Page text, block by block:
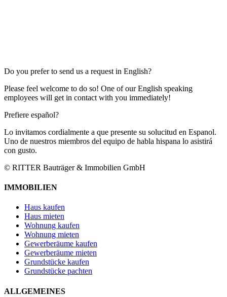
Do you prefer to send us a request in English?
Please feel welcome to do so! One of our English speaking
employees will get in contact with you immediately!
Prefiere español?
Lo invitamos cordialmente a que presente su solucitud en Espanol.
Uno de nuestros miembros del equipo de habla hispana lo asistirá
con gusto.
© RITTER Bauträger & Immobilien GmbH
IMMOBILIEN
Haus kaufen
Haus mieten
Wohnung kaufen
Wohnung mieten
Gewerberäume kaufen
Gewerberäume mieten
Grundstücke kaufen
Grundstücke pachten
ALLGEMEINES